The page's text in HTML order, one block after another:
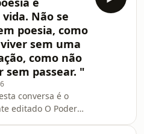
uma História, de
Berger, com
tradução
e edição Relógio
propostas
dialogam.
Não se
poesia, como
sem uma
como não
sem passear. "
conversa é o
editado O Poder